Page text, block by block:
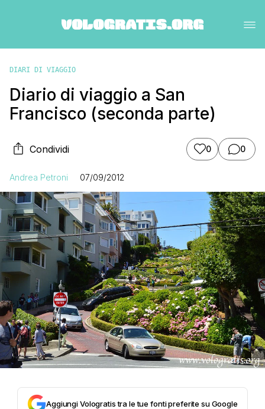
DIARI DI VIAGGIO
Diario di viaggio a San
Francisco (seconda parte)
Condividi 0 0
Andrea Petroni 07/09/2012
Aggiungi Vologratis tra le tue fonti preferite su Google